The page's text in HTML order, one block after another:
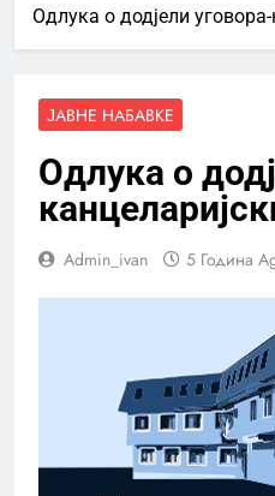
Одлука о додјели
ЈАВНЕ НАБАВКЕ
Одлука о
Admin_ivan 5 Година